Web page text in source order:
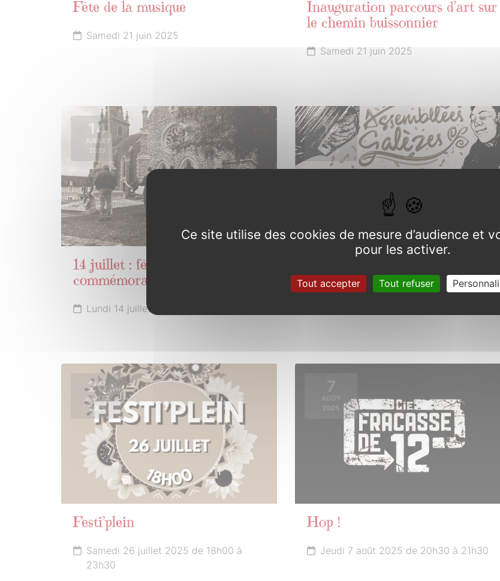
Fête de la musique
Samedi 21 juin 2025
Inauguration parcours d’art sur
le chemin buissonnier
Samedi 21 juin 2025
14
JUILLET
2025
14 juillet : fête nationale,
commémoration
Lundi 14 juillet 2025 de 10h30 à 11h30
14
JUILLET
2025
Du 14 au 19 juillet 2025
26
JUILLET
2025
Festi’plein
Samedi 26 juillet 2025 de 18h00 à
23h30
7
AOÛT
2025
Hop !
Jeudi 7 août 2025 de 20h30 à 21h30
Ce site utilise des cookies de mesure d’audience et
pour les activer.
Tout accepter Tout refuser